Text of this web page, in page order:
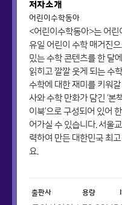
저자소개
어린이수학동아
<어린이수학동아>는 어린
유일 어린이 수학 매거진
밌는 수학 콘텐츠를 한 달
읽히고 깔깔 웃게 되는 수
수학에 대한 재미를 키워
사와 수학 만화가 담긴 ‘본
이북’으로 구성되어 있어
어가실 수 있습니다. 서울
력하여 만든 대한민국 최
요.
출판사 용량